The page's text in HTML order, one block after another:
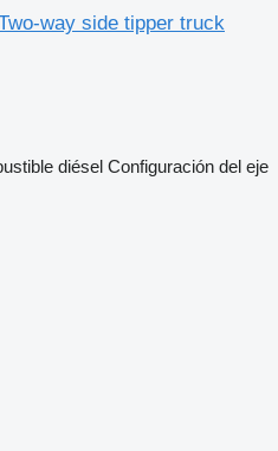
way side tipper truck
diésel Configuración del eje